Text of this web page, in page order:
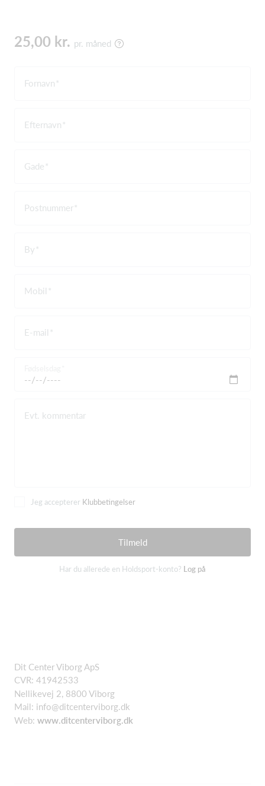
25,00 kr. pr. måned
Fornavn
Efternavn
Gade
Postnummer
By
Mobil
E-mail
Evt. kommentar
Jeg accepterer Klubbetingelser
Tilmeld
Har du allerede en Holdsport-konto? Log på
Dit Center Viborg ApS
CVR: 41942533
Nellikevej 2, 8800 Viborg
Mail: info@ditcenterviborg.dk
Web: www.ditcenterviborg.dk